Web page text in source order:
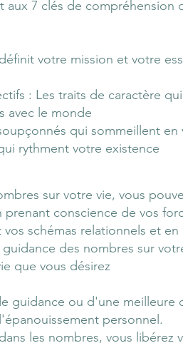
7 clés de compréhension
votre mission et votre
: Les traits de caractère
avec le monde
qui sommeillent en
rythment votre existence
sur votre vie, vous
conscience de vos
schémas relationnels et
des nombres sur
que vous désirez
guidance ou d'une
personnel.
les nombres, vous